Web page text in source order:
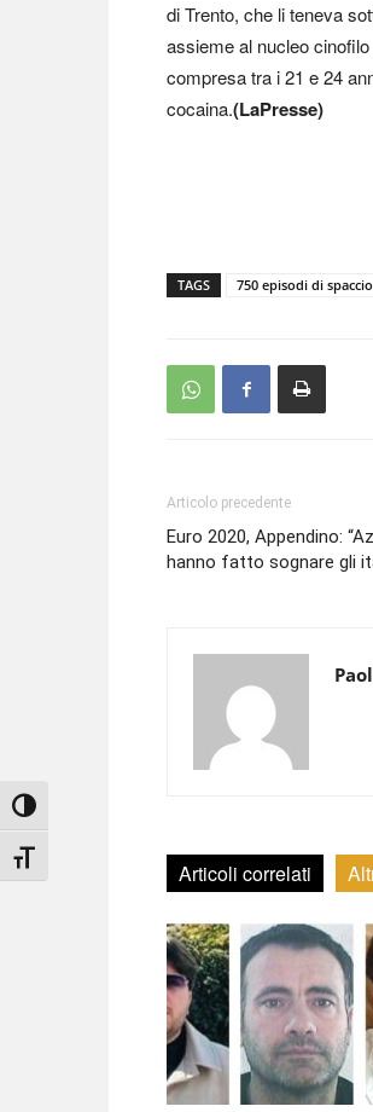
Attiva/disattiva alto contrasto
Attiva/disattiva dimensione testo
di Trento, che li teneva
assieme al nucleo
compresa tra i 21 e 24
cocaina.(LaPresse)
TAGS 750 episodi di spaccio
Articolo precedente
Euro 2020, Appendino:
hanno fatto sognare gli
Articoli correlati